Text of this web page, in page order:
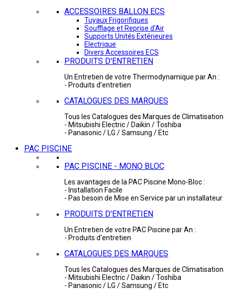
ACCESSOIRES BALLON ECS
Tuyaux Frigorifiques
Soufflage et Reprise d'Air
Supports Unités Extérieures
Electrique
Divers Accessoires ECS
PRODUITS D'ENTRETIEN
Un Entretien de votre Thermodynamique par An :
- Produits d'entretien
CATALOGUES DES MARQUES
Tous les Catalogues des Marques de Climatisation
- Mitsubishi Electric / Daikin / Toshiba
- Panasonic / LG / Samsung / Etc
PAC PISCINE
PAC PISCINE - MONO BLOC
Les avantages de la PAC Piscine Mono-Bloc :
- Installation Facile
- Pas besoin de Mise en Service par un installateur
PRODUITS D'ENTRETIEN
Un Entretien de votre PAC Piscine par An :
- Produits d'entretien
CATALOGUES DES MARQUES
Tous les Catalogues des Marques de Climatisation
- Mitsubishi Electric / Daikin / Toshiba
- Panasonic / LG / Samsung / Etc